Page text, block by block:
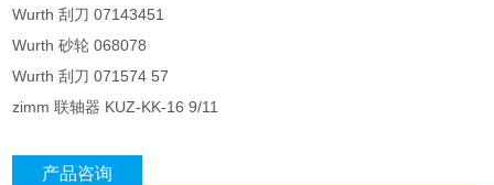
Wurth 刮刀 07143451
Wurth 砂轮 068078
Wurth 刮刀 071574 57
zimm 联轴器 KUZ-KK-16 9/11
产品咨询